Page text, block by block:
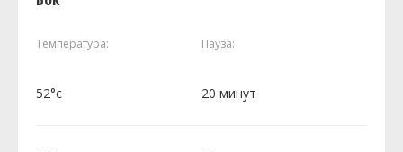
Температура: Пауза:
52°c 20 минут